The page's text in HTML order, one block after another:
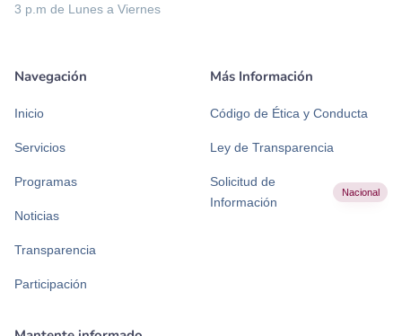
3 p.m de Lunes a Viernes
Navegación
Inicio
Servicios
Programas
Noticias
Transparencia
Participación
Más Información
Código de Ética y Conducta
Ley de Transparencia
Solicitud de
Información
Nacional